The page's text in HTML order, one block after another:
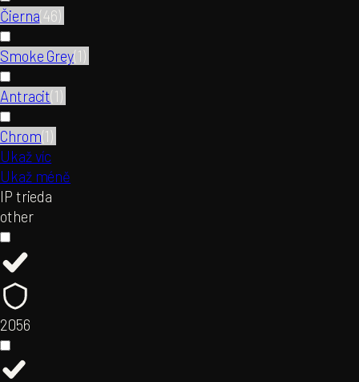
Čierna(46)
Smoke Grey(1)
Antracit(1)
Chrom(1)
Ukaž víc
Ukaž méně
IP trieda
other
2056